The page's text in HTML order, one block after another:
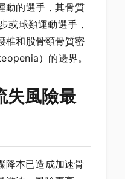
動的選手，其骨質
或球類運動選手，
椎和股骨頸骨質密
）的邊界。
失風險最
降本已造成加速骨